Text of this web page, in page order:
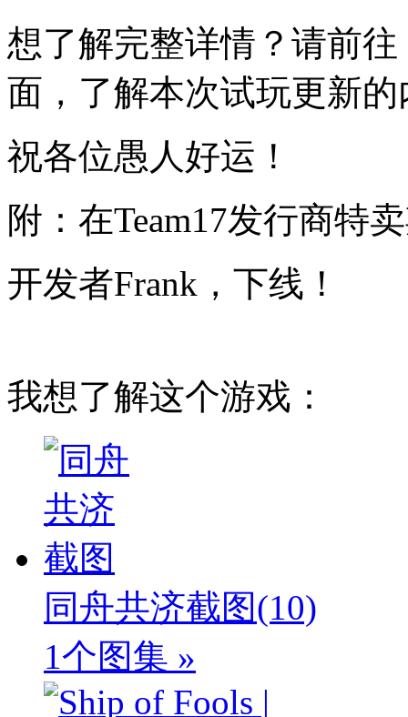
想了解完整详情？请前
面，了解本次试玩更新
祝各位愚人好运！
附：在Team17发行商特
开发者Frank，下线！
我想了解这个游戏：
同舟共济截图(10)
1个图集 »